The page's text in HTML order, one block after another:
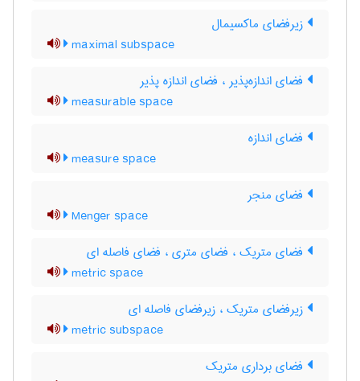
زیرفضای ماکسیمال
maximal subspace
فضای اندازه‌پذیر ، فضای اندازه پذیر
measurable space
فضای اندازه
measure space
فضای منجر
Menger space
فضای متریک ، فضای متری ، فضای فاصله ای
metric space
زیرفضای متریک ، زیرفضای فاصله ای
metric subspace
فضای برداری متریک